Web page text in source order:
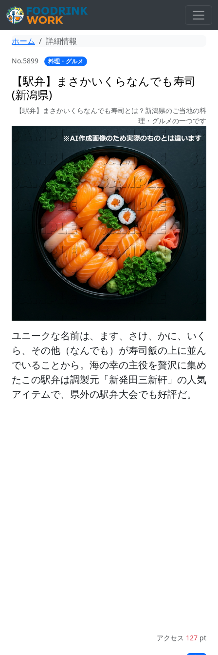
ホーム 詳細情報
No.5899 料理・グルメ
【駅弁】まさかいくらなんでも寿司
(新潟県)
【駅弁】まさかいくらなんでも寿司とは？新潟県のご当地の料
理・グルメの一つです
ユニークな名前は、ます、さけ、かに、いく
ら、その他（なんでも）が寿司飯の上に並ん
でいることから。海の幸の主役を贅沢に集め
たこの駅弁は調製元「新発田三新軒」の人気
アイテムで、県外の駅弁大会でも好評だ。
アクセス 127 pt